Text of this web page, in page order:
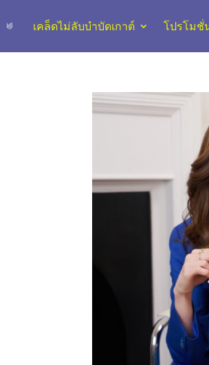
เคล็ดไม่ลับบำบัดเกาต์ โปรโมชั่